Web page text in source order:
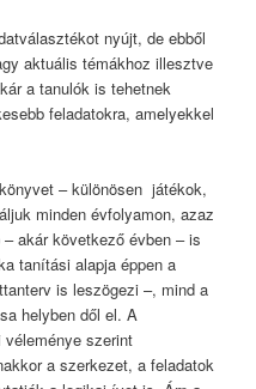
nyújt, de ebből
aktuális témákhoz illesztve
a tanulók is tehetnek
feladatokra, amelyekkel
– különösen játékok,
minden évfolyamon, azaz
akár következő évben – is
tanítási alapja éppen a
is leszögezi –, mind a
helyben dől el. A
szerint
a szerkezet, a feladatok